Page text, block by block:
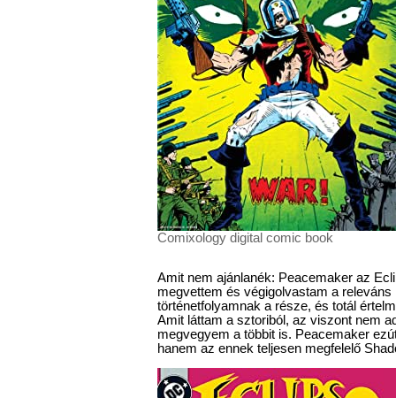
Comixology digital comic book
Amit nem ajánlanék: Peacemaker az
megvettem és végigolvastam a
történetfolyamnak a része, és totál
Amit láttam a sztoriból, az viszont nem
megvegyem a többit is. Peacemaker
hanem az ennek teljesen megfelelő